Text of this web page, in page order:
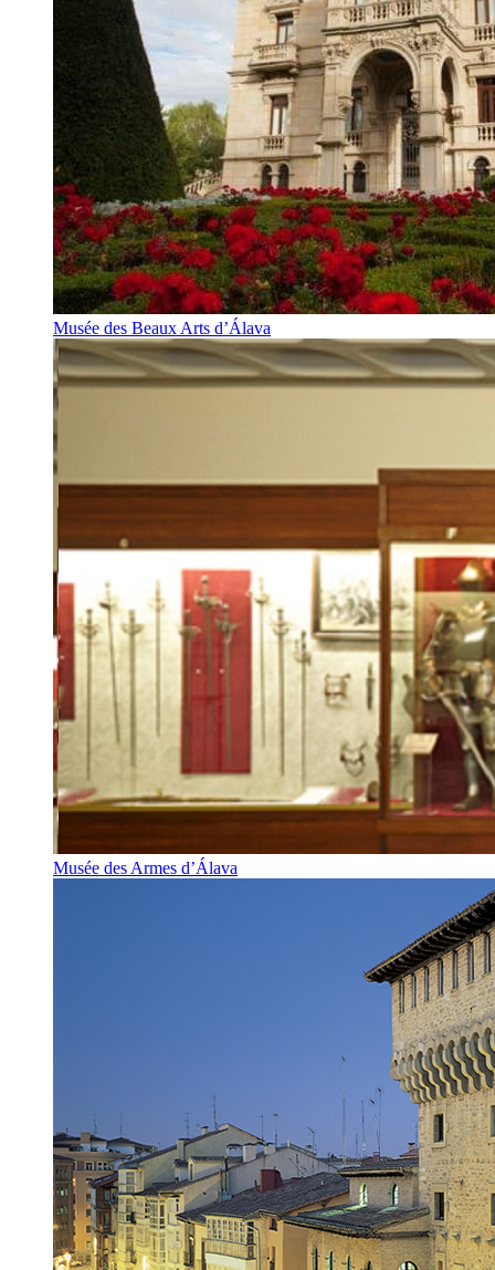
Musée des Beaux Arts d’Álava
Musée des Armes d’Álava